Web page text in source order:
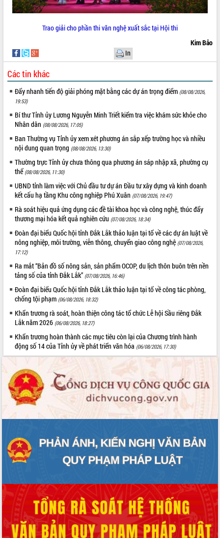
Xây dựng nông thôn mới: Nâng cao đời
sống người dân từ những mô hình thiết
Quyết liệt tháo gỡ vướng mắc, đẩy
trong Khu kinh tế Nam Phú Yên
tồn biển
Lấy ý kiến điều chỉnh Quy hoạch tỉnh
Đắk Lắk thời kỳ 2021-2030, tầm nhìn
Phát động chiến dịch 30 ngày đêm
giải phóng mặt bằng Tuyến đường bộ
ven biển
Đắk Lắk nỗ lực thúc đẩy tăng trưởng
kinh tế từ 10% trở lên trong Quý
II/2026
Đắk Lắk ký kết thỏa thuận hợp tác về
chuyển đổi số giai đoạn 2026 – 2030
với Tập đoàn Bưu chính Viễn thông
Việt Nam
Đắk Lắk về phát triển nhân lực y tế
cho trạm y tế cấp xã
Du lịch Đắk Lắk nâng tầm trải nghiệm
du khách thông qua Hệ thống cơ sở dữ
liệu và Bản đồ số
Tập huấn ứng dụng trí tuệ nhân tạo (AI)
trong thương mại điện tử năm 2026
Đoàn đại biểu Quốc hội tỉnh Đắk Lắk
trao đổi thông tin trước Kỳ họp thứ
nhất, Quốc hội khóa XVI
Quyết liệt cải cách hành chính, khơi
thông nguồn lực phát triển
Nâng cao hiệu lực, hiệu quả HĐND
tỉnh thông qua hiện đại hóa hành chính
Xã Ea Phê gắn cải cách hành chính với
chuyển đổi số
Phó Chủ tịch Thường trực UBND tỉnh
Hồ Thị Nguyên Thảo làm việc tại Trung
Phê
Xây dựng nền hành chính số đồng
hành cùng nông dân dân, doanh nghiệp
đấu có 77% xã đạt chuẩn nông thôn
mới
Chuyển đổi số 'mở đường' cho nông
nghiệp Đắk Lắk tăng trưởng bứt phá
Triển khai đồng bộ đo đạc, lập hồ sơ
Trao giải cho phần thi văn nghệ xuất sắc tại Hội thi
Kim Bảo
In
Các tin khác
Đẩy nhanh tiến độ giải phóng mặt bằng các dự án trọng điểm (08/08/2026,
19:53)
Bí thư Tỉnh ủy Lương Nguyễn Minh Triết kiểm tra việc khám sức khỏe cho
Nhân dân (08/08/2026, 17:05)
Ban Thường vụ Tỉnh ủy xem xét phương án sắp xếp trường học và nhiều
nội dung quan trọng (08/08/2026, 13:30)
Thường trực Tỉnh ủy chưa thông qua phương án sáp nhập xã, phường cụ
thể (08/08/2026, 11:30)
UBND tỉnh làm việc với Chủ đầu tư dự án Đầu tư xây dựng và kinh doanh
kết cấu hạ tầng Khu công nghiệp Phú Xuân (07/08/2026, 19:47)
Rà soát hiệu quả ứng dụng các đề tài khoa học và công nghệ, thúc đẩy
thương mại hóa kết quả nghiên cứu (07/08/2026, 18:34)
Đoàn đại biểu Quốc hội tỉnh Đắk Lắk thảo luận tại tổ về các dự án luật về
nông nghiệp, môi trường, viễn thông, chuyển giao công nghệ (07/08/2026,
17:12)
Ra mắt “Bản đồ số nông sản, sản phẩm OCOP, du lịch thôn buôn trên nền
tảng số của tỉnh Đắk Lắk” (07/08/2026, 16:46)
Đoàn đại biểu Quốc hội tỉnh Đắk Lắk thảo luận tại tổ về công tác phòng,
chống tội phạm (06/08/2026, 18:32)
Khẩn trương rà soát, hoàn thiện công tác tổ chức Lễ hội Sầu riêng Đắk
Lắk năm 2026 (06/08/2026, 18:27)
Khẩn trương hoàn thành các mục tiêu còn lại của Chương trình hành
động số 14 của Tỉnh ủy về phát triển văn hóa (06/08/2026, 17:30)